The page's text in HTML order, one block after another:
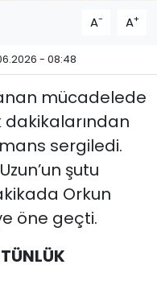
A- A+
- 08:48
mücadelede
dakikalarından
sergiledi.
şutu
Orkun
öne geçti.